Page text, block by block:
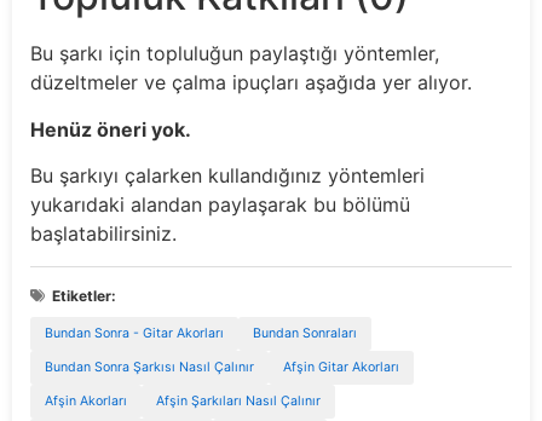
Bu şarkı için topluluğun paylaştığı yöntemler,
düzeltmeler ve çalma ipuçları aşağıda yer alıyor.
Henüz öneri yok.
Bu şarkıyı çalarken kullandığınız yöntemleri
yukarıdaki alandan paylaşarak bu bölümü
başlatabilirsiniz.
Etiketler:
Bundan Sonra - Gitar Akorları Bundan Sonraları
Bundan Sonra Şarkısı Nasıl Çalınır Afşin Gitar Akorları
Afşin Akorları Afşin Şarkıları Nasıl Çalınır